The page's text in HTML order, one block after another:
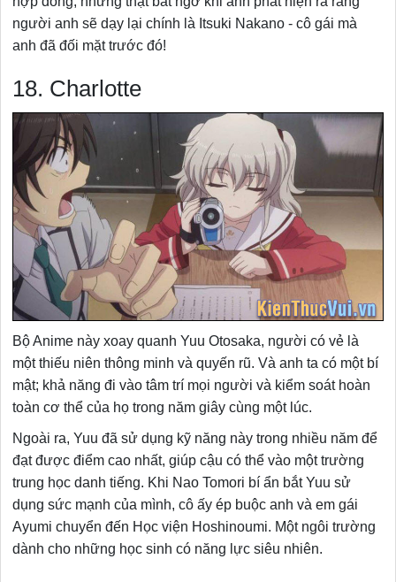
người anh sẽ dạy lại chính là Itsuki Nakano - cô gái mà
anh đã đối mặt trước đó!
18. Charlotte
Bộ Anime này xoay quanh Yuu Otosaka, người có vẻ là
một thiếu niên thông minh và quyến rũ. Và anh ta có một bí
mật; khả năng đi vào tâm trí mọi người và kiểm soát hoàn
toàn cơ thể của họ trong năm giây cùng một lúc.
Ngoài ra, Yuu đã sử dụng kỹ năng này trong nhiều năm để
đạt được điểm cao nhất, giúp cậu có thể vào một trường
trung học danh tiếng. Khi Nao Tomori bí ẩn bắt Yuu sử
dụng sức mạnh của mình, cô ấy ép buộc anh và em gái
Ayumi chuyển đến Học viện Hoshinoumi. Một ngôi trường
dành cho những học sinh có năng lực siêu nhiên.